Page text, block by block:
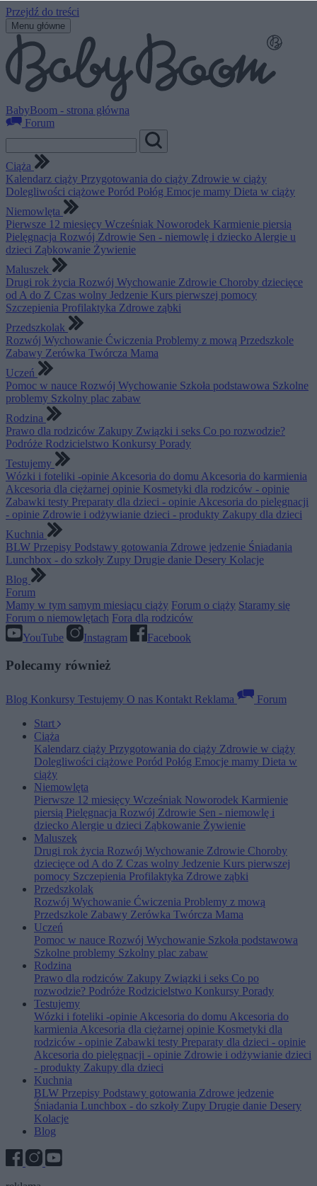
Przejdź do treści
Menu główne
BabyBoom - strona główna
Forum
Ciąża
Kalendarz ciąży Przygotowania do ciąży Zdrowie w ciąży
Dolegliwości ciążowe Poród Połóg Emocje mamy Dieta w ciąży
Niemowlęta
Pierwsze 12 miesięcy Wcześniak Noworodek Karmienie piersią
Pielęgnacja Rozwój Zdrowie Sen - niemowlę i dziecko Alergie u
dzieci Ząbkowanie Żywienie
Maluszek
Drugi rok życia Rozwój Wychowanie Zdrowie Choroby dziecięce
od A do Z Czas wolny Jedzenie Kurs pierwszej pomocy
Szczepienia Profilaktyka Zdrowe ząbki
Przedszkolak
Rozwój Wychowanie Ćwiczenia Problemy z mową Przedszkole
Zabawy Zerówka Twórcza Mama
Uczeń
Pomoc w nauce Rozwój Wychowanie Szkoła podstawowa Szkolne
problemy Szkolny plac zabaw
Rodzina
Prawo dla rodziców Zakupy Związki i seks Co po rozwodzie?
Podróże Rodzicielstwo Konkursy Porady
Testujemy
Wózki i foteliki -opinie Akcesoria do domu Akcesoria do karmienia
Akcesoria dla ciężarnej opinie Kosmetyki dla rodziców - opinie
Zabawki testy Preparaty dla dzieci - opinie Akcesoria do pielęgnacji
- opinie Zdrowie i odżywianie dzieci - produkty Zakupy dla dzieci
Kuchnia
BLW Przepisy Podstawy gotowania Zdrowe jedzenie Śniadania
Lunchbox - do szkoły Zupy Drugie danie Desery Kolacje
Blog
Forum
Mamy w tym samym miesiącu ciąży Forum o ciąży Staramy się
Forum o niemowlętach Fora dla rodziców
YouTube
Instagram Facebook
Polecamy również
Blog Konkursy Testujemy O nas Kontakt Reklama
Forum
Start
Ciąża
Kalendarz ciąży Przygotowania do ciąży Zdrowie w ciąży
Dolegliwości ciążowe Poród Połóg Emocje mamy Dieta w
ciąży
Niemowlęta
Pierwsze 12 miesięcy Wcześniak Noworodek Karmienie
piersią Pielęgnacja Rozwój Zdrowie Sen - niemowlę i
dziecko Alergie u dzieci Ząbkowanie Żywienie
Maluszek
Drugi rok życia Rozwój Wychowanie Zdrowie Choroby
dziecięce od A do Z Czas wolny Jedzenie Kurs pierwszej
pomocy Szczepienia Profilaktyka Zdrowe ząbki
Przedszkolak
Rozwój Wychowanie Ćwiczenia Problemy z mową
Przedszkole Zabawy Zerówka Twórcza Mama
Uczeń
Pomoc w nauce Rozwój Wychowanie Szkoła podstawowa
Szkolne problemy Szkolny plac zabaw
Rodzina
Prawo dla rodziców Zakupy Związki i seks Co po
rozwodzie? Podróże Rodzicielstwo Konkursy Porady
Testujemy
Wózki i foteliki -opinieAkcesoria do domu Akcesoria do
karmieniaAkcesoria dla ciężarnej opinie Kosmetyki dla
rodziców - opinie Zabawki testy Preparaty dla dzieci - opinie
Akcesoria do pielęgnacji - opinie Zdrowie i odżywianie dzieci
- produkty Zakupy dla dzieci
Kuchnia
BLW Przepisy Podstawy gotowania Zdrowe jedzenie
Śniadania Lunchbox - do szkoły Zupy Drugie danie Desery
Kolacje
Blog